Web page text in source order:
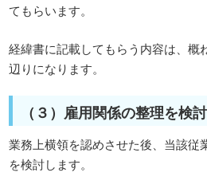
てもらいます。
経緯書に記載してもらう内容は、
辺りになります。
（３）雇用関係の整理を検
業務上横領を認めさせた後、当該従
を検討します。